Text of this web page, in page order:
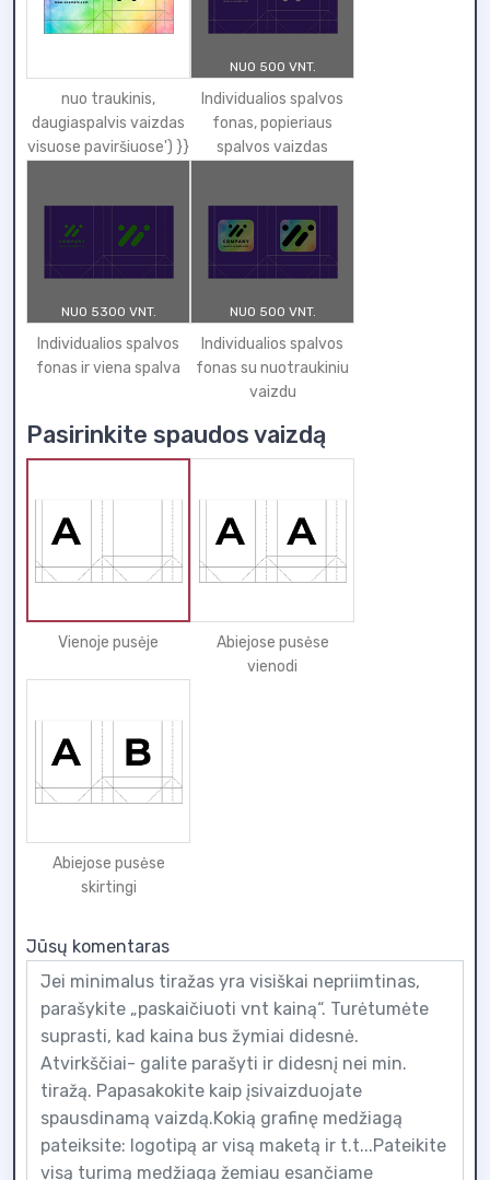
nuo traukinis,
daugiaspalvis vaizdas
visuose paviršiuose') }}
NUO 500 VNT.
Individualios spalvos
fonas, popieriaus
spalvos vaizdas
NUO 5300 VNT.
Individualios spalvos
fonas ir viena spalva
NUO 500 VNT.
Individualios spalvos
fonas su nuotraukiniu
vaizdu
Pasirinkite spaudos vaizdą
Vienoje pusėje
Abiejose pusėse
vienodi
Abiejose pusėse
skirtingi
Jūsų komentaras